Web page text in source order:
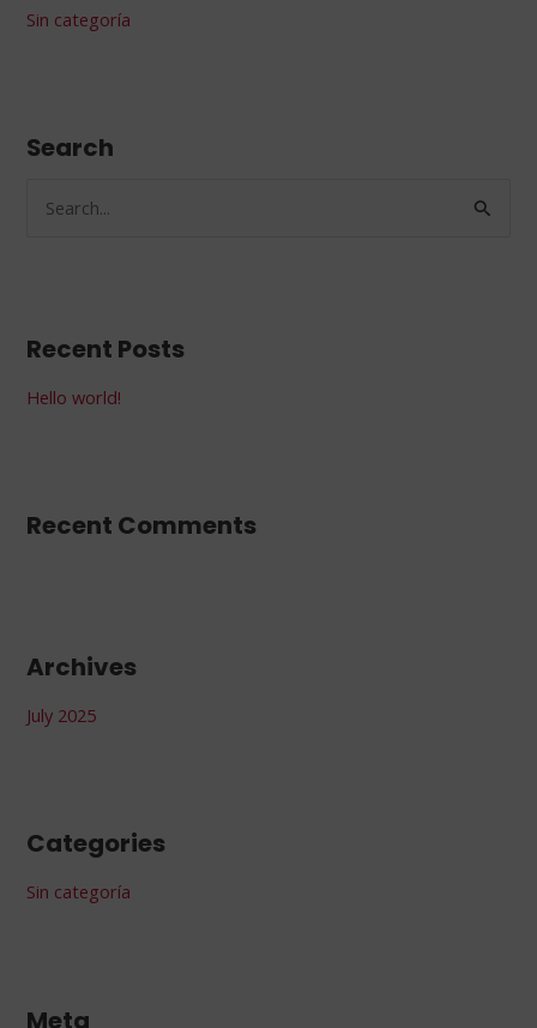
Sin categoría
Search
c
:
Recent Posts
Hello world!
Recent Comments
Archives
July 2025
Categories
Sin categoría
Meta